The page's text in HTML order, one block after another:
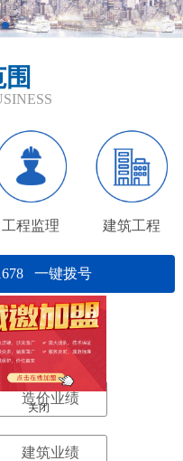
工程监理 建筑工程
一键拨号
绩
造价业绩
建筑业绩
关闭